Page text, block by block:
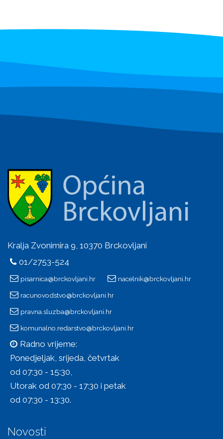
Kralja Zvonimira 9, 10370 Brckovljani
01/2753-524
pisarnica@brckovljani.hr nacelnik@brckovljani.hr
racunovodstvo@brckovljani.hr
pravna.sluzba@brckovljani.hr
komunalno.redarstvo@brckovljani.hr
Radno vrijeme:
Ponedjeljak, srijeda, četvrtak
od 07:30 - 15:30,
Utorak od 07:30 - 17:30 i petak
od 07:30 - 13:30.
Novosti